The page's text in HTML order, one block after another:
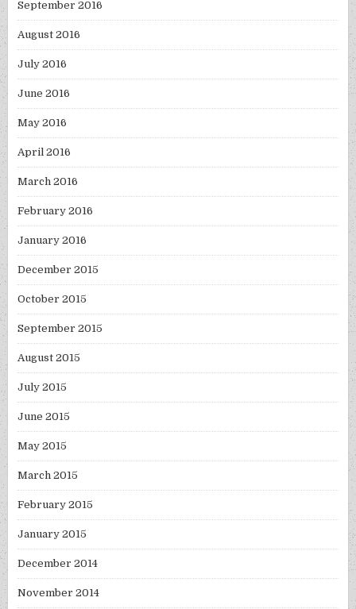
September 2016
August 2016
July 2016
June 2016
May 2016
April 2016
March 2016
February 2016
January 2016
December 2015
October 2015
September 2015
August 2015
July 2015
June 2015
May 2015
March 2015
February 2015
January 2015
December 2014
November 2014